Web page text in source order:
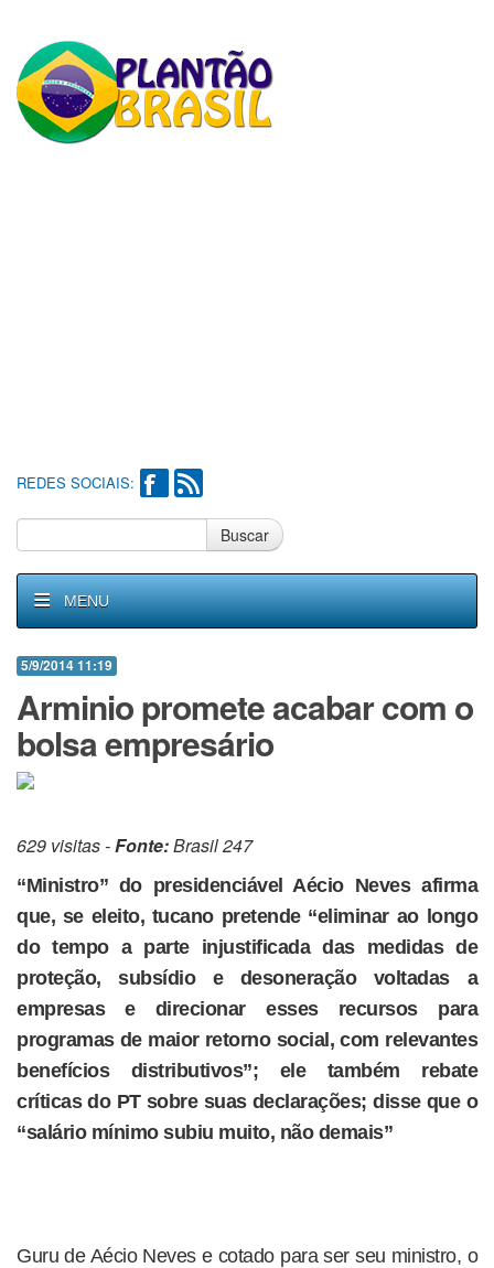
REDES SOCIAIS:
Buscar
MENU
5/9/2014 11:19
Arminio promete acabar com o
bolsa empresário
629 visitas -Fonte:Brasil 247
“Ministro” do presidenciável Aécio Neves afirma
que, se eleito, tucano pretende “eliminar ao longo
do tempo a parte injustificada das medidas de
proteção, subsídio e desoneração voltadas a
empresas e direcionar esses recursos para
programas de maior retorno social, com relevantes
benefícios distributivos”; ele também rebate
críticas do PT sobre suas declarações; disse que o
“salário mínimo subiu muito, não demais”
Guru de Aécio Neves e cotado para ser seu ministro, o